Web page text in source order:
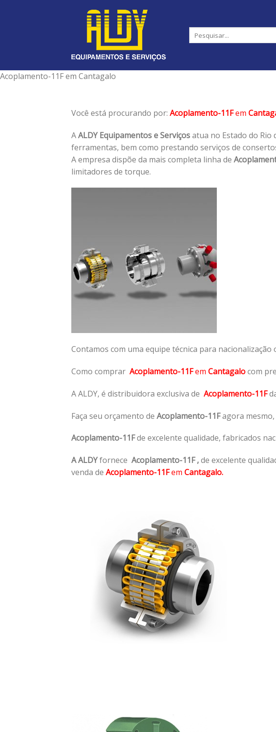
Acoplamento-11F em Cantagalo
Você está procurando por: Acoplamento-11Fem
AALDY Equipamentos e Serviçosatua no Estado do Rio
ferramentas, bem como prestando serviços de
A empresa dispõe da mais completa linha de
limitadores de torque.
Contamos com uma equipe técnica para nacionalização
Como comprar Acoplamento-11Fem Cantagalocom
A ALDY, é distribuidora exclusiva de Acoplamento-11F
Faça seu orçamento de Acoplamento-11Fagora mesmo,
Acoplamento-11Fde excelente qualidade, fabricados
A ALDYfornece Acoplamento-11F ,de excelente
venda de Acoplamento-11Fem Cantagalo.